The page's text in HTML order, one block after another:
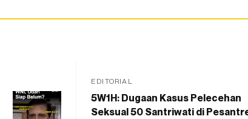
EDITORIAL
5W1H: Dugaan Kasus Pelecehan
Seksual 50 Santriwati di